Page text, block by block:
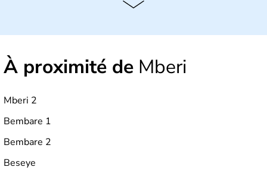
À proximité de Mberi
Mberi 2
Bembare 1
Bembare 2
Beseye